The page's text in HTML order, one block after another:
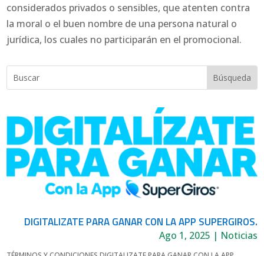
considerados privados o sensibles, que atenten contra
la moral o el buen nombre de una persona natural o
jurídica, los cuales no participarán en el promocional.
DIGITALIZATE PARA GANAR CON LA APP SUPERGIROS.
Ago 1, 2025 | Noticias